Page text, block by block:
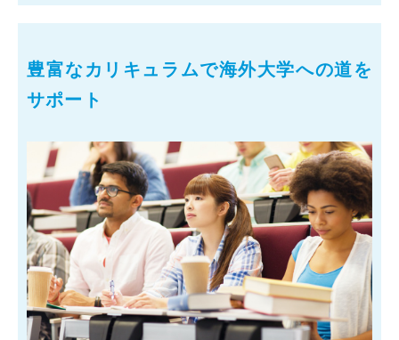
豊富なカリキュラムで海外大学への道を
サポート